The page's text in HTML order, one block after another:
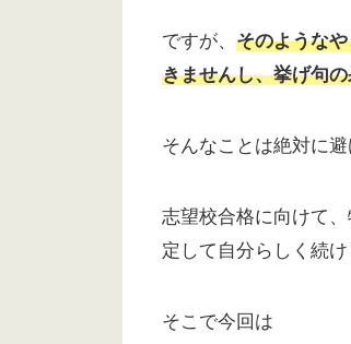
ですが、 そのような
きませんし、挙げ句
そんなことは絶対に
志望校合格に向けて
定して自分らしく続
そこで今回は